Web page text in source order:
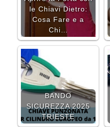
le Chiavi Dietro:
Cosa Fare e a
Chi…
BANDO
SICUREZZA 2025
TRIESTE